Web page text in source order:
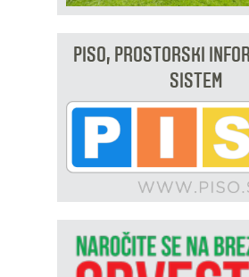
PISO, PROSTORSKI
SISTEM